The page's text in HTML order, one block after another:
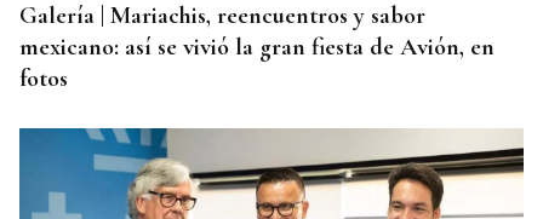
Galería | Mariachis, reencuentros y sabor
mexicano: así se vivió la gran fiesta de Avión, en
fotos